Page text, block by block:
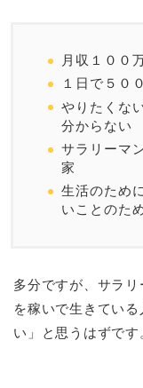
月収１００
１日で５０
やりたくな
分からない
サラリーマ
家
生活のため
いことのた
多分ですが、サラ
を稼いで生きてい
い」と思うはずです